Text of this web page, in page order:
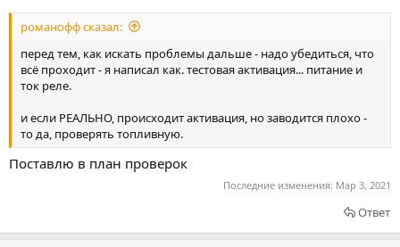
романофф сказал:
перед тем, как искать проблемы дальше - надо убедиться, что
всё проходит - я написал как. тестовая активация... питание и
ток реле.
и если РЕАЛЬНО, происходит активация, но заводится плохо -
то да, проверять топливную.
Поставлю в план проверок
Последние изменения: Мар 3, 2021
Ответ